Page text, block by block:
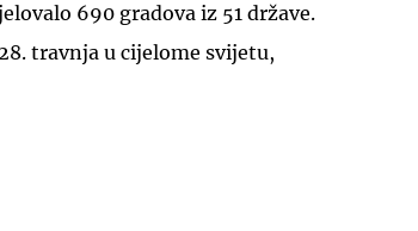
690 gradova iz 51 države.
travnja u cijelome svijetu,